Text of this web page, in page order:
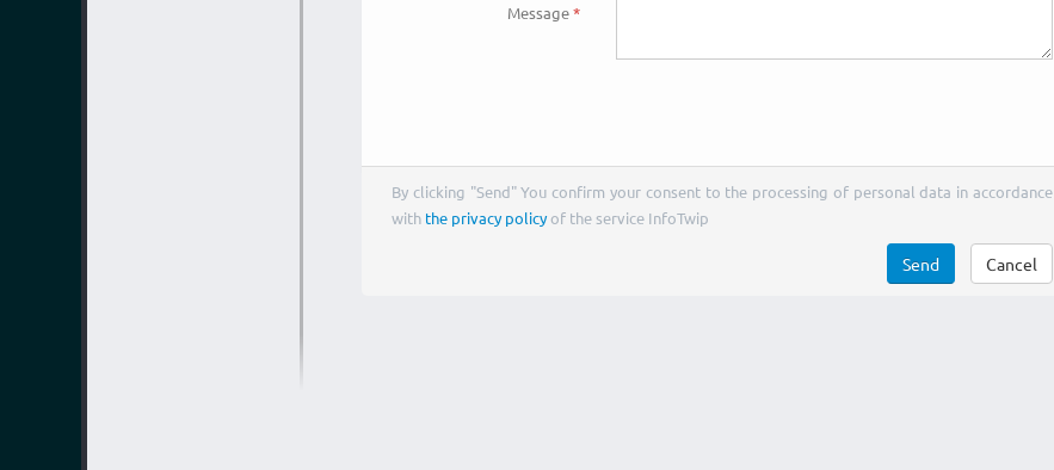
Message
By clicking "Send" You confirm your consent to the processing of personal data in accordance
with the privacy policyof the service InfoTwip
Send Cancel